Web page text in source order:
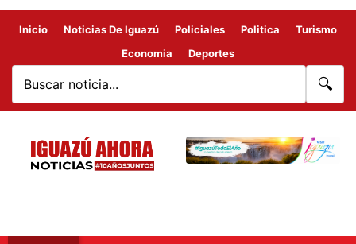
Inicio Noticias De Iguazú Policiales Politica
Turismo
Economia
Deportes
🔍